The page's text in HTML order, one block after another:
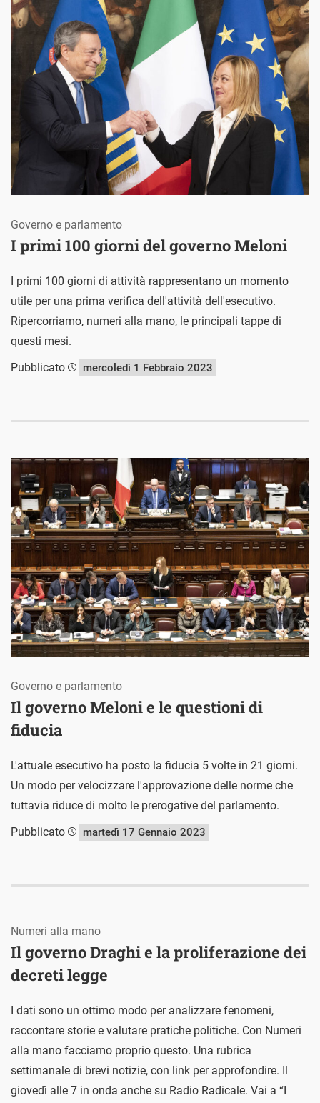
I primi 100 giorni del governo Meloni
Governo e parlamento
I primi 100 giorni di attività rappresentano un momento
utile per una prima verifica dell'attività dell'esecutivo.
Ripercorriamo, numeri alla mano, le principali tappe di
questi mesi.
Pubblicato
mercoledì 1 Febbraio 2023
Il governo Meloni e le questioni di
fiducia
Governo e parlamento
L'attuale esecutivo ha posto la fiducia 5 volte in 21 giorni.
Un modo per velocizzare l'approvazione delle norme che
tuttavia riduce di molto le prerogative del parlamento.
Pubblicato
martedì 17 Gennaio 2023
Il governo Draghi e la proliferazione dei
decreti legge
Numeri alla mano
I dati sono un ottimo modo per analizzare fenomeni,
raccontare storie e valutare pratiche politiche. Con Numeri
alla mano facciamo proprio questo. Una rubrica
settimanale di brevi notizie, con link per approfondire. Il
giovedì alle 7 in onda anche su Radio Radicale. Vai a “I